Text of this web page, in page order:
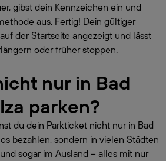
gibst dein Kennzeichen ein und
aus. Fertig! Dein gültiger
der Startseite angezeigt und lässt
oder früher stoppen.
nur in Bad
parken?
du dein Parkticket nicht nur in Bad
bezahlen, sondern in vielen Städten
sogar im Ausland – alles mit nur